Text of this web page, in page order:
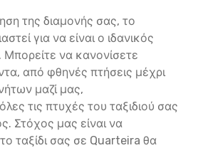
της διαμονής σας, το
για να είναι ο ιδανικός
Μπορείτε να κανονίσετε
από φθηνές πτήσεις μέχρι
μαζί μας,
τις πτυχές του ταξιδιού σας
Στόχος μας είναι να
ταξίδι σας σε Quarteira θα